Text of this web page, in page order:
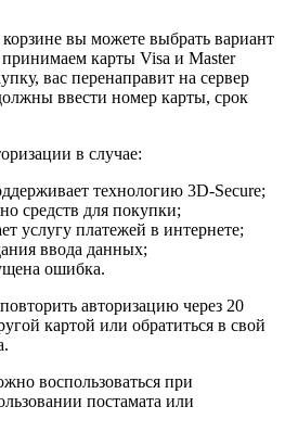
вы можете выбрать вариант
карты Visa и Master
вас перенаправит на сервер
ввести номер карты, срок
в случае:
технологию 3D-Secure;
средств для покупки;
услугу платежей в интернете;
ввода данных;
ошибка.
авторизацию через 20
картой или обратиться в свой
воспользоваться при
постамата или